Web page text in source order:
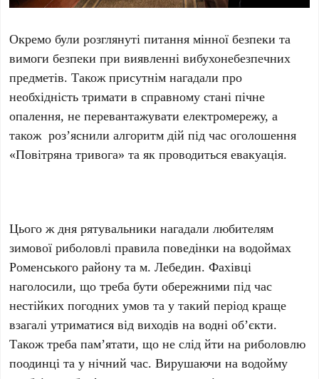
Окремо були розглянуті питання мінної безпеки та
вимоги безпеки при виявленні вибухонебезпечних
предметів. Також присутнім нагадали про
необхідність тримати в справному стані пічне
опалення, не перевантажувати електромережу, а
також роз’яснили алгоритм дій під час оголошення
«Повітряна тривога» та як проводиться евакуація.
Цього ж дня рятувальники нагадали любителям
зимової риболовлі правила поведінки на водоймах
Роменського району та м. Лебедин. Фахівці
наголосили, що треба бути обережними під час
нестійких погодних умов та у такий період краще
взагалі утриматися від виходів на водні об’єкти.
Також треба пам’ятати, що не слід йти на риболовлю
поодинці та у нічний час. Вирушаючи на водойму